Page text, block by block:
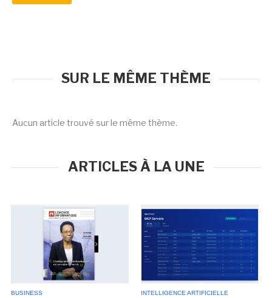
SUR LE MÊME THÈME
Aucun article trouvé sur le même thème.
ARTICLES À LA UNE
BUSINESS INTELLIGENCE ARTIFICIELLE